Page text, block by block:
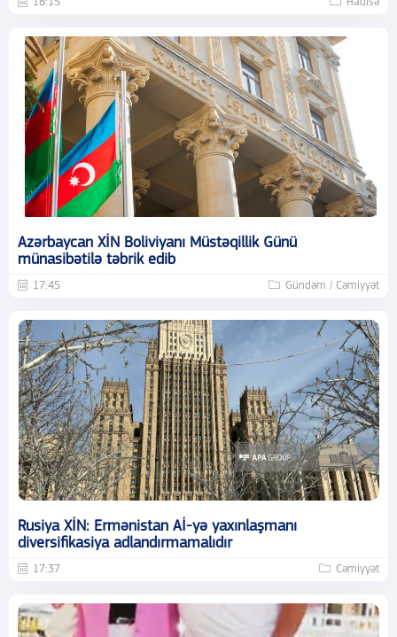
18:15 Hadisə
Azərbaycan XİN Boliviyanı Müstəqillik Günü
münasibətilə təbrik edib
17:45 Gündəm / Cəmiyyət
Rusiya XİN: Ermənistan Aİ-yə yaxınlaşmanı
diversifikasiya adlandırmamalıdır
17:37 Cəmiyyət